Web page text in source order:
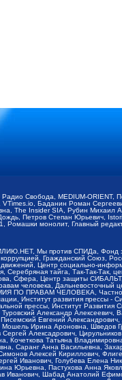
Свобода, MEDIUM-ORIENT,
Баданин Роман
The Insider SIA, Рубин Михаил
Петров Степан Юрьевич,
Ромашки монолит, Главный
Мы против СПИДа, Фонд
Гражданский Союз,
Центр социально-
тайга, Так-Так-Так,
Сфера, Центр защиты
человека, Дальневосточный
ПО ПРАВАМ ЧЕЛОВЕКА,
Институт развития прессы -
прессы, Институт
Александр Алексеевич,
Евгений
Ирина Ароновна, Шведов
Алексадрович,
Татьяна
Саранг Анна Васильевна,
Алексей Кириллович,
Иванович, Голубева Елена
Юрьевна, Пастухова Анна
Иванович, Шабад Анатолий